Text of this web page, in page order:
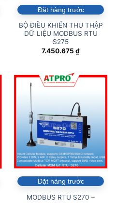
Đặt hàng trước
BỘ ĐIỀU KHIỂN THU THẬP
DỮ LIỆU MODBUS RTU
S275
7.450.675 ₫
Đặt hàng trước
MODBUS RTU S270 –